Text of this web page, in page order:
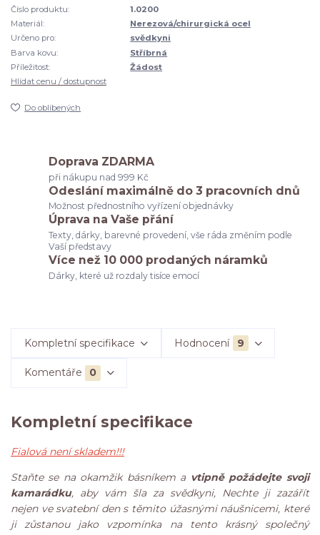
Číslo produktu:
1.0200
Materiál:
Nerezová/chirurgická ocel
Určeno pro:
svědkyni
Barva kovu:
Stříbrná
Příležitost:
Žádost
Hlídat cenu / dostupnost
Do oblíbených
Doprava ZDARMA
při nákupu nad 999 Kč
Odeslání maximálně do 3 pracovních dnů
Možnost přednostního vyřízení objednávky
Úprava na Vaše přání
Texty, dárky, barevné provedení, vše ráda změním podle
Vaší představy
Více než 10 000 prodaných náramků
Dárky, které už rozdaly tisíce emocí
Kompletní specifikace Hodnocení 9
Komentáře 0
Kompletní specifikace
Fialová není skladem!!!
Staňte se na okamžik básníkem a vtipně požádejte svoji
kamarádku, aby vám šla za svědkyni, Nechte ji zazářít
nejen ve svatební den s těmito úžasnými náušnicemi, které
ji zůstanou jako vzpomínka na tento krásný společný